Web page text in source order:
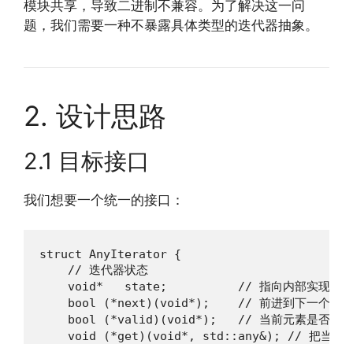
模块共享，导致二进制不兼容。为了解决这一问
题，我们需要一种不暴露具体类型的迭代器抽象。
2. 设计思路
2.1 目标接口
我们想要一个统一的接口：
struct AnyIterator {
    // 迭代器状态
    void*   state;          // 指向内部实现对象
    bool (*next)(void*);    // 前进到下一个元素
    bool (*valid)(void*);   // 当前元素是否有效
void (*get)(void*, std::any&); // 把当前